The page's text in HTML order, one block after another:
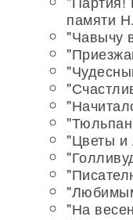
памяти
"Чавычу
"Цветы
"На